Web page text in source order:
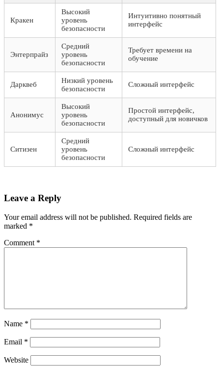
Кракен
Высокий
уровень
безопасности
Интуитивно понятный
интерфейс
Энтерпрайз
Средний
уровень
безопасности
Требует времени на
обучение
Дарквеб
Низкий уровень
безопасности
Сложный интерфейс
Анонимус
Высокий
уровень
безопасности
Простой интерфейс,
доступный для новичков
Ситизен
Средний
уровень
безопасности
Сложный интерфейс
Leave a Reply
Your email address will not be published. Required fields are
marked *
Comment *
Name *
Email *
Website